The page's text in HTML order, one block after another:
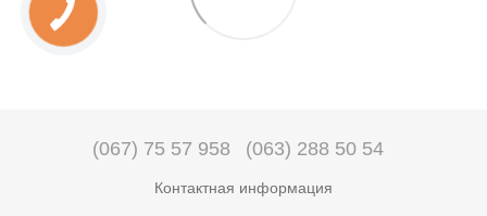
(067) 75 57 958 (063) 288 50 54
Контактная информация